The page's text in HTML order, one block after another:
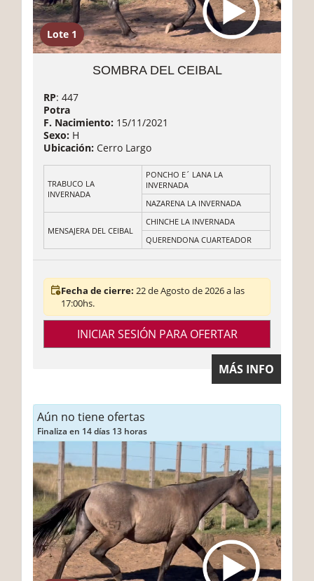
Lote 1
SOMBRA DEL CEIBAL
RP: 447
Potra
F. Nacimiento: 15/11/2021
Sexo: H
Ubicación: Cerro Largo
TRABUCO LA
INVERNADA
PONCHO E´ LANA LA
INVERNADA
NAZARENA LA INVERNADA
MENSAJERA DEL CEIBAL
CHINCHE LA INVERNADA
QUERENDONA CUARTEADOR
Fecha de cierre: 22 de Agosto de 2026 a las
17:00hs.
INICIAR SESIÓN PARA OFERTAR
MÁS INFO
Aún no tiene ofertas
Finaliza en 14 días 13 horas